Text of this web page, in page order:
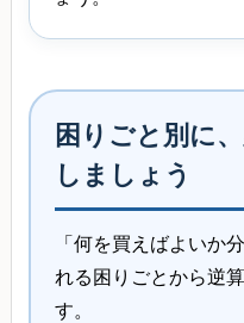
困りごと別に
しましょう
「何を買えばよいか
れる困りごとから逆
す。